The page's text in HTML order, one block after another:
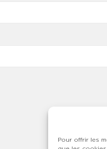
Pour offrir les